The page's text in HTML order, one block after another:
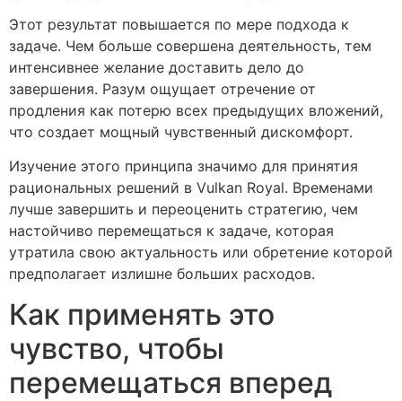
Этот результат повышается по мере подхода к
задаче. Чем больше совершена деятельность, тем
интенсивнее желание доставить дело до
завершения. Разум ощущает отречение от
продления как потерю всех предыдущих вложений,
что создает мощный чувственный дискомфорт.
Изучение этого принципа значимо для принятия
рациональных решений в Vulkan Royal. Временами
лучше завершить и переоценить стратегию, чем
настойчиво перемещаться к задаче, которая
утратила свою актуальность или обретение которой
предполагает излишне больших расходов.
Как применять это
чувство, чтобы
перемещаться вперед